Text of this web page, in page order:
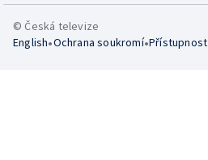
© Česká televize
English•Ochrana soukromí•Přístupnost